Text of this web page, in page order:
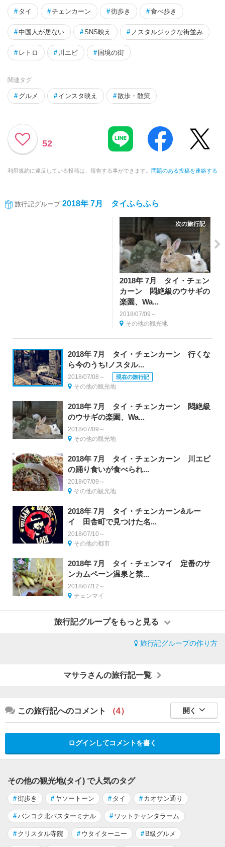
# タイ #チェンカーン #街歩き #食べ歩き
#中国人が居ない #SNS映え # ノスタルジックな街並み
# レトロ # 川エビ # 国境の街
関連タグ
# グルメ # インスタ映え #散歩・散策
52
利用規約に違反している投稿は、報告する事ができます。 問題のある投稿を連絡する
旅行記グループ 2018年 7月 タイふらふら
次の旅行記
2018年 7月 タイ・チェン
カーン 悶絶級のウサギの
楽園、Wa...
2018/07/09～
その他の観光地
2018年 7月 タイ・チェンカーン 行くな
ら今のうち!ノスタル...
2018/07/08～ 現在の旅行記
その他の観光地
2018年 7月 タイ・チェンカーン 悶絶級
のウサギの楽園、Wa...
2018/07/09～
その他の観光地
2018年 7月 タイ・チェンカーン 川エビ
の踊り食いが食べられ...
2018/07/09～
その他の観光地
2018年 7月 タイ・チェンカーン&ルー
イ 田舎町で見つけた名...
2018/07/10～
その他の都市
2018年 7月 タイ・チェンマイ 定番のサ
ンカムペーン温泉と禁...
2018/07/12～
チェンマイ
旅行記グループをもっと見る
旅行記グループの作り方
マサラさんの旅行記一覧
この旅行記へのコメント （4） 開く
ログインしてコメントを書く
その他の観光地(タイ) で人気のタグ
#街歩き # ヤソートーン # タイ # カオサン通り
#バンコク北バスターミナル # ワットチャンタラーム
# クリスタル寺院 # ウタイターニー # B級グルメ